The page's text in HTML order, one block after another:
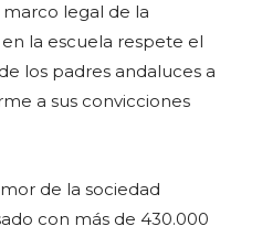
legal de la
la escuela respete el
los padres andaluces a
a sus convicciones
de la sociedad
con más de 430.000